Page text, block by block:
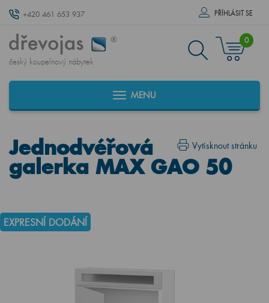
+420 461 653 937 PŘÍHLÁSIT SE
český koupelnový nábytek
0
MENU
Vytisknout stránku
Jednodvéřová
galerka MAX GAO 50
EXPRESNÍ DODÁNÍ